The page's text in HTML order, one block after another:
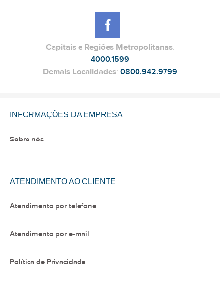
Capitais e Regiões Metropolitanas:
4000.1599
Demais Localidades: 0800.942.9799
INFORMAÇÕES DA EMPRESA
Sobre nós
ATENDIMENTO AO CLIENTE
Atendimento por telefone
Atendimento por e-mail
Política de Privacidade